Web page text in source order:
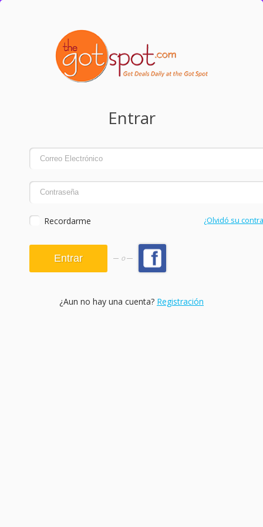
Entrar
Recordarme ¿Olvidó su
o
¿Aun no hay una cuenta? Registración